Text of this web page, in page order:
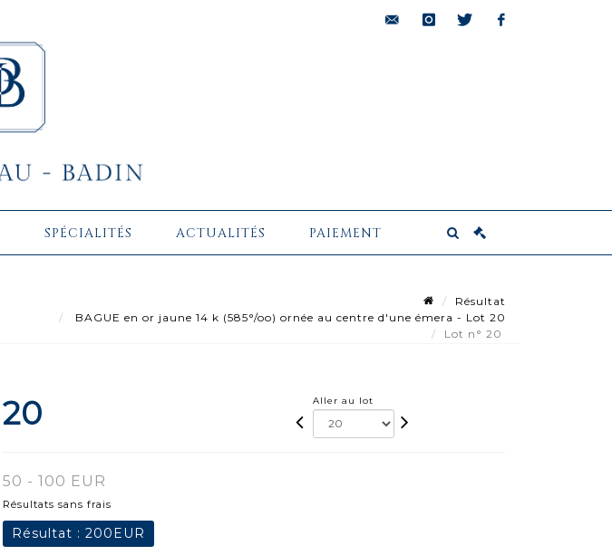
SPÉCIALITÉS ACTUALITÉS PAIEMENT
Résultat
BAGUE en or jaune 14 k (585°/oo) ornée au centre d'une émera - Lot 20
Lot n° 20
20 Aller au lot
50 - 100 EUR
Résultats sans frais
Résultat : 200EUR